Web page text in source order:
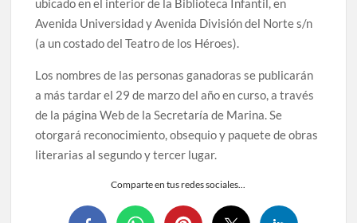
ubicado en el interior de la Biblioteca Infantil, en
Avenida Universidad y Avenida División del Norte s/n
(a un costado del Teatro de los Héroes).
Los nombres de las personas ganadoras se publicarán
a más tardar el 29 de marzo del año en curso, a través
de la página Web de la Secretaría de Marina. Se
otorgará reconocimiento, obsequio y paquete de obras
literarias al segundo y tercer lugar.
Comparte en tus redes sociales...